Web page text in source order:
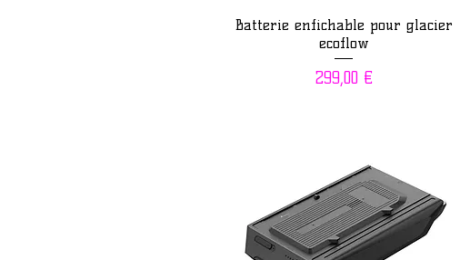
Aperçu rapide
Batterie enfichable pour glacier
ecoflow
Prix
299,00 €